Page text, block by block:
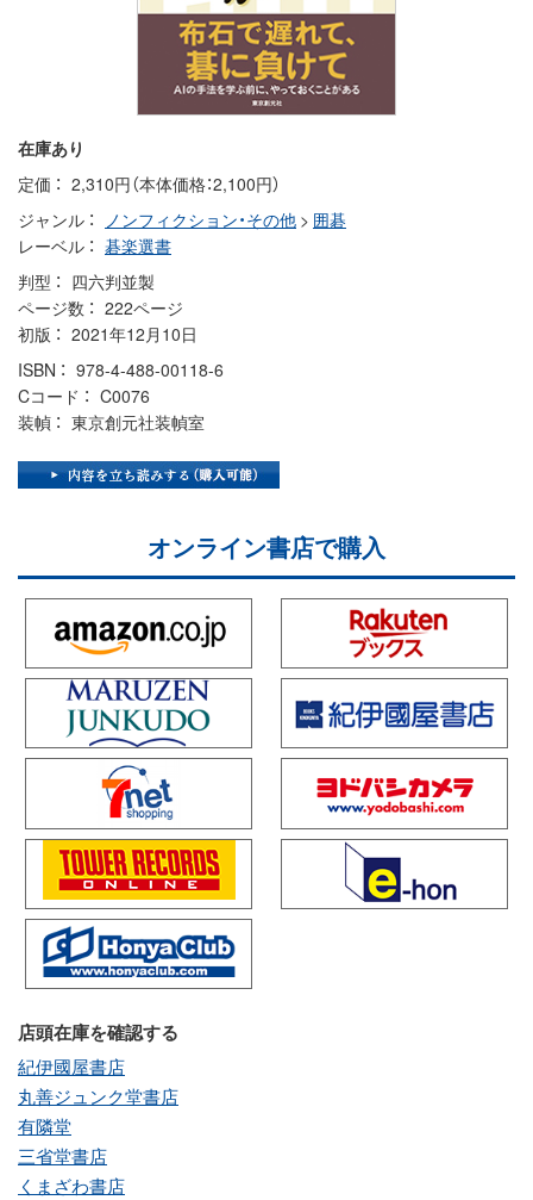
在庫あり
定価
2,310円（本体価格：2,100円）
ジャンル
ノンフィクション・その他 > 囲碁
レーベル
碁楽選書
判型
四六判並製
ページ数
222ページ
初版
2021年12月10日
ISBN
978-4-488-00118-6
Cコード
C0076
装幀
東京創元社装幀室
オンライン書店で購入
店頭在庫を確認する
紀伊國屋書店
丸善ジュンク堂書店
有隣堂
三省堂書店
くまざわ書店